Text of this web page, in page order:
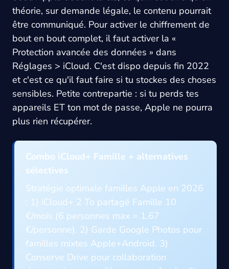
théorie, sur demande légale, le contenu pourrait
être communiqué. Pour activer le chiffrement de
bout en bout complet, il faut activer la «
Protection avancée des données » dans
Réglages > iCloud. C'est dispo depuis fin 2022
et c'est ce qu'il faut faire si tu stockes des choses
sensibles. Petite contrepartie : si tu perds tes
appareils ET ton mot de passe, Apple ne pourra
plus rien récupérer.
Combo iCloud+ Famille + alternatives
sélectives
Stratégie optimale familles Apple en 2026
: 1) iCloud+ 2 To partagé Famille 10
€/mois (6 personnes max = 1,67
€/personne). 2) Garde Google Photos pour
familles mixtes Apple+Android. 3)
Conserve Drive pour collaboration